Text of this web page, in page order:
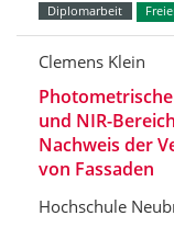
Diplomarbeit
Clemens Klein
und NIR-
Nachweis der
von Fassaden
Hochschule